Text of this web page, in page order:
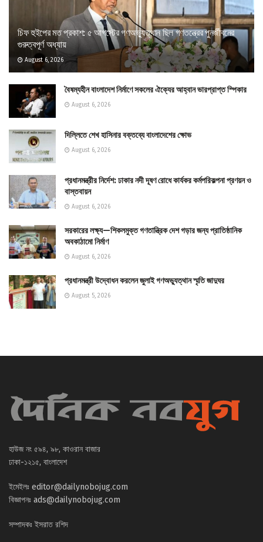
চিফ হুইপের মত প্রকাশ: ৫ আগস্টের গণঅভ্যুত্থান ছিল গণতন্ত্রের পুনর্জীবনের
গুরুত্বপূর্ণ অধ্যায়
August 6, 2026
বৈষম্যহীন বাংলাদেশ নির্মাণে সকলের ঐক্যের আহ্বান ভারপ্রাপ্ত স্পিকার
August 6, 2026
দিল্লিতে শেখ হাসিনার বক্তব্যে বাংলাদেশের ক্ষোভ
August 6, 2026
প্রধানমন্ত্রীর নির্দেশ: ঢাকার নদী দূষণ রোধে কার্যকর কর্মপরিকল্পনা প্রণয়ন ও
বাস্তবায়ন
August 6, 2026
সরকারের লক্ষ্য—শিকলমুক্ত গণতান্ত্রিক দেশ গড়ার জন্য প্রাতিষ্ঠানিক
অবকাঠামো নির্মাণ
August 6, 2026
প্রধানমন্ত্রী উদ্বোধন করলেন জুলাই গণঅভ্যুত্থান স্মৃতি জাদুঘর
August 5, 2026
হাউজ নং ৫৯৪, ৯৮, কাওরান বাজার
ঢাকা-১২১৫, বাংলাদেশ
ইমেইলঃ editor@dailynobojug.com
বিজ্ঞাপনঃ ads@dailynobojug.com
সম্পাদকঃ ইসরাত রশিদ